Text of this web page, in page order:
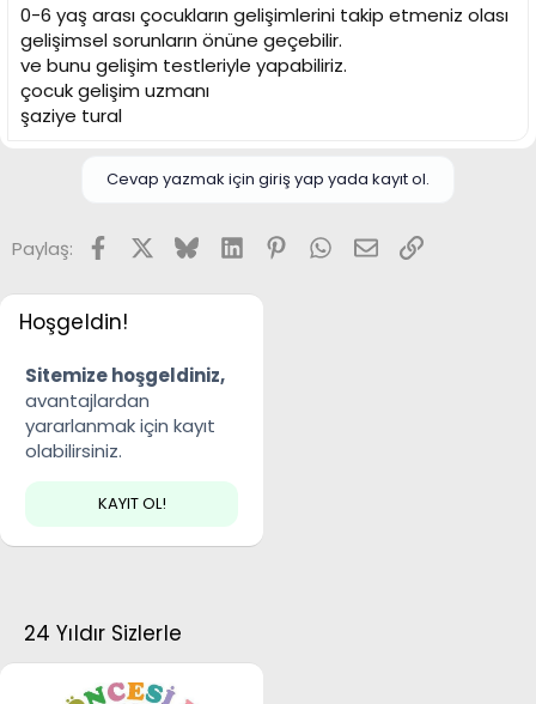
0-6 yaş arası çocukların gelişimlerini takip etmeniz olası
gelişimsel sorunların önüne geçebilir.
ve bunu gelişim testleriyle yapabiliriz.
çocuk gelişim uzmanı
şaziye tural
Cevap yazmak için giriş yap yada kayıt ol.
Paylaş: FacebookBlueskyLinkedInPinterestWhatsApp
E-posta
Link
Hoşgeldin!
Sitemize hoşgeldiniz,
avantajlardan
yararlanmak için kayıt
olabilirsiniz.
KAYIT OL!
24 Yıldır Sizlerle